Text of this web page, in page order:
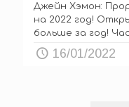
Джейн Хэмон:
на 2022 год!
больше за год!
16/01/2022